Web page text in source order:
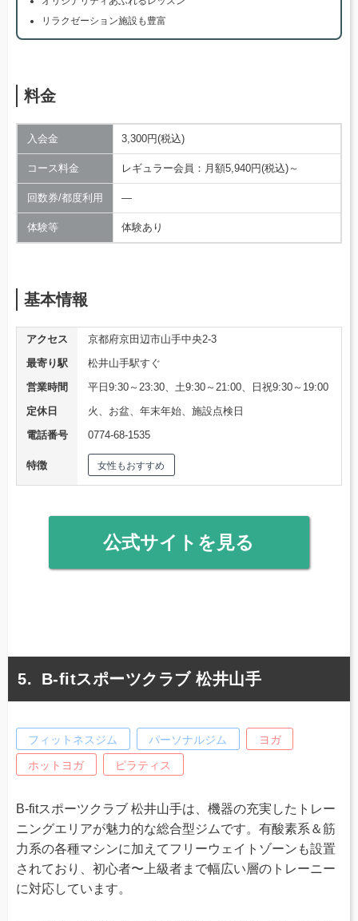
リラクゼーション施設も豊富
料金
入会金 3,300円(税込)
コース料金 レギュラー会員：月額5,940円(税込)～
回数券/都度利用 ―
体験等 体験あり
基本情報
アクセス
京都府京田辺市山手中央2-3
最寄り駅
松井山手駅すぐ
営業時間
平日9:30～23:30、土9:30～21:00、日祝9:30～19:00
定休日
火、お盆、年末年始、施設点検日
電話番号
0774-68-1535
特徴 女性もおすすめ
公式サイトを見る
B-fitスポーツクラブ 松井山手
フィットネスジム パーソナルジム ヨガ
ホットヨガ ピラティス
B-fitスポーツクラブ 松井山手は、機器の充実したトレー
ニングエリアが魅力的な総合型ジムです。有酸素系＆筋
力系の各種マシンに加えてフリーウェイトゾーンも設置
されており、初心者〜上級者まで幅広い層のトレーニー
に対応しています。